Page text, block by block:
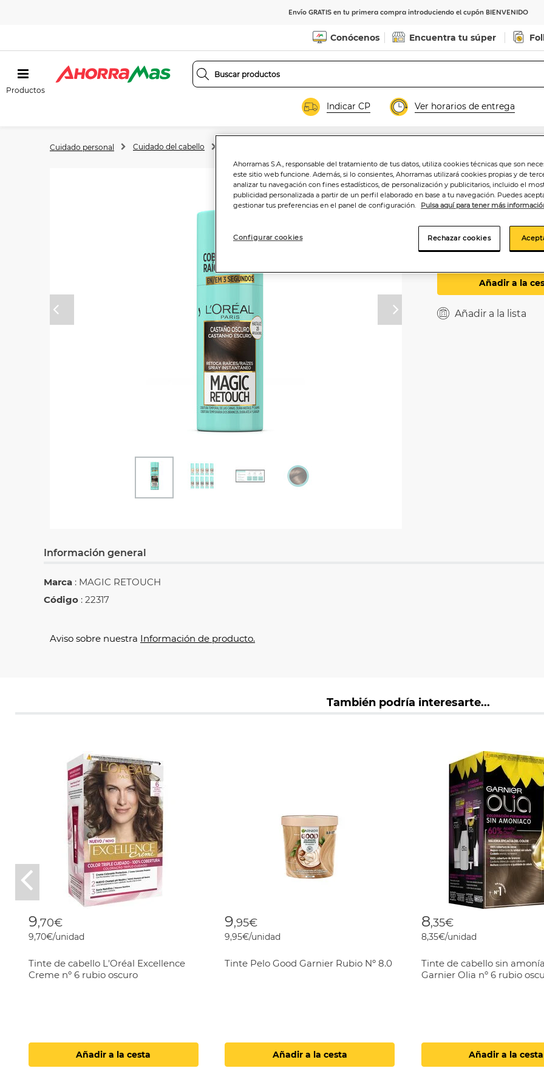
Envío GRATIS en tu primera compra introduciendo el cupón BIENVENIDO
Conócenos Encuentra tu súper
Productos
Indicar CP Ver horarios de entrega
Cuidado personal Cuidado del cabello
Anterior Próximo
Coloración
oscuro
6,50€
8,67€/100 ml.
Añadir a la
Añadir a la lista
Información general
Marca : MAGIC RETOUCH
Código : 22317
Aviso sobre nuestra Información de producto.
También podría interesarte...
9,70€
9,70€/unidad
Tinte de cabello L'Oréal Excellence
Creme nº 6 rubio oscuro
Añadir a la cesta
9,95€
9,95€/unidad
Tinte Pelo Good Garnier Rubio Nº 8.0
Añadir a la cesta
8,35€
8,35€/unidad
Tinte de cabello sin
Garnier Olia nº 6 rubio
Añadir a la cesta
Previous
Ahorramas S.A., responsable del tratamiento de tus datos, utiliza cookies técnicas que son
este sitio web funcione. Además, si lo consientes, Ahorramas utilizará cookies propias y de
analizar tu navegación con fines estadísticos, de personalización y publicitarios, incluido el
publicidad personalizada a partir de un perfil elaborado en base a tu navegación. Puedes
gestionar tus preferencias en el panel de configuración.
Pulsa aquí para tener más
Configurar cookies Rechazar cookies